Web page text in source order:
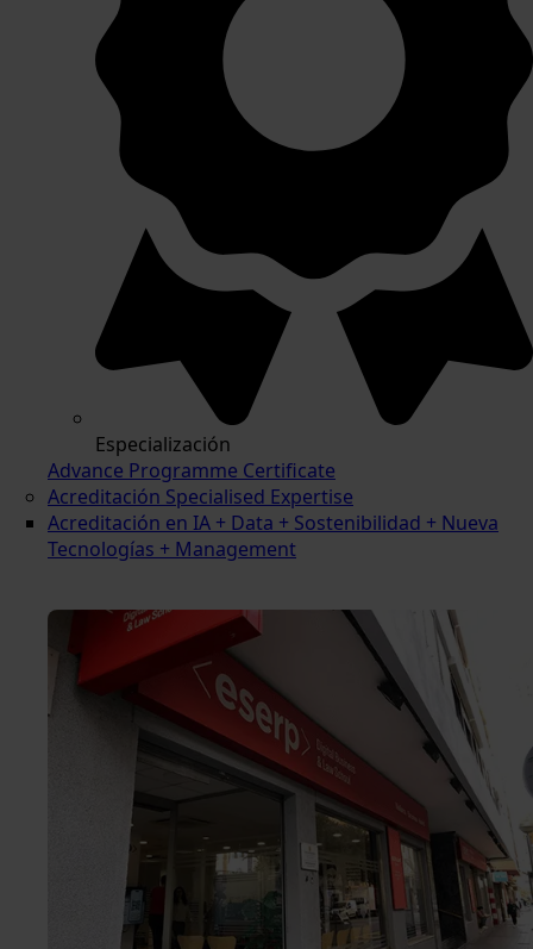
Especialización
Advance Programme Certificate
Acreditación Specialised Expertise
Acreditación en IA + Data + Sostenibilidad + Nueva
Tecnologías + Management